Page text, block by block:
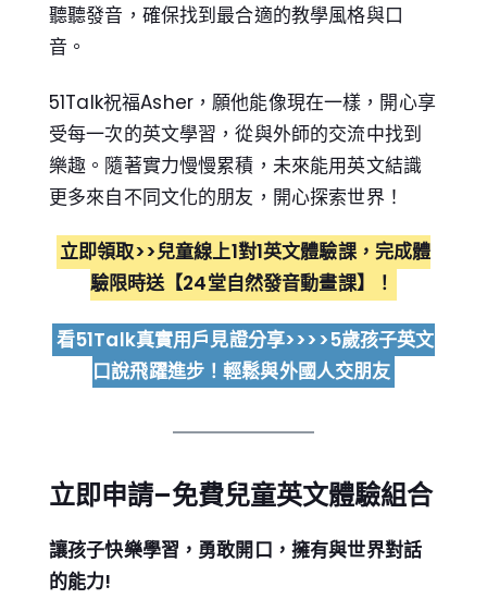
聽聽發音，確保找到最合適的教學風格與口
音。
51Talk祝福Asher，願他能像現在一樣，開心享
受每一次的英文學習，從與外師的交流中找到
樂趣。隨著實力慢慢累積，未來能用英文結識
更多來自不同文化的朋友，開心探索世界！
立即領取>>兒童線上1對1英文體驗課，完成體
驗限時送【24堂自然發音動畫課】！
看51Talk真實用戶見證分享>>>>5歲孩子英文
口說飛躍進步！輕鬆與外國人交朋友
立即申請–免費兒童英文體驗組合
讓孩子快樂學習，勇敢開口，擁有與世界對話
的能力!